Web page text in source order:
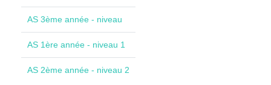
AS 3ème année - niveau
AS 1ère année - niveau 1
AS 2ème année - niveau 2